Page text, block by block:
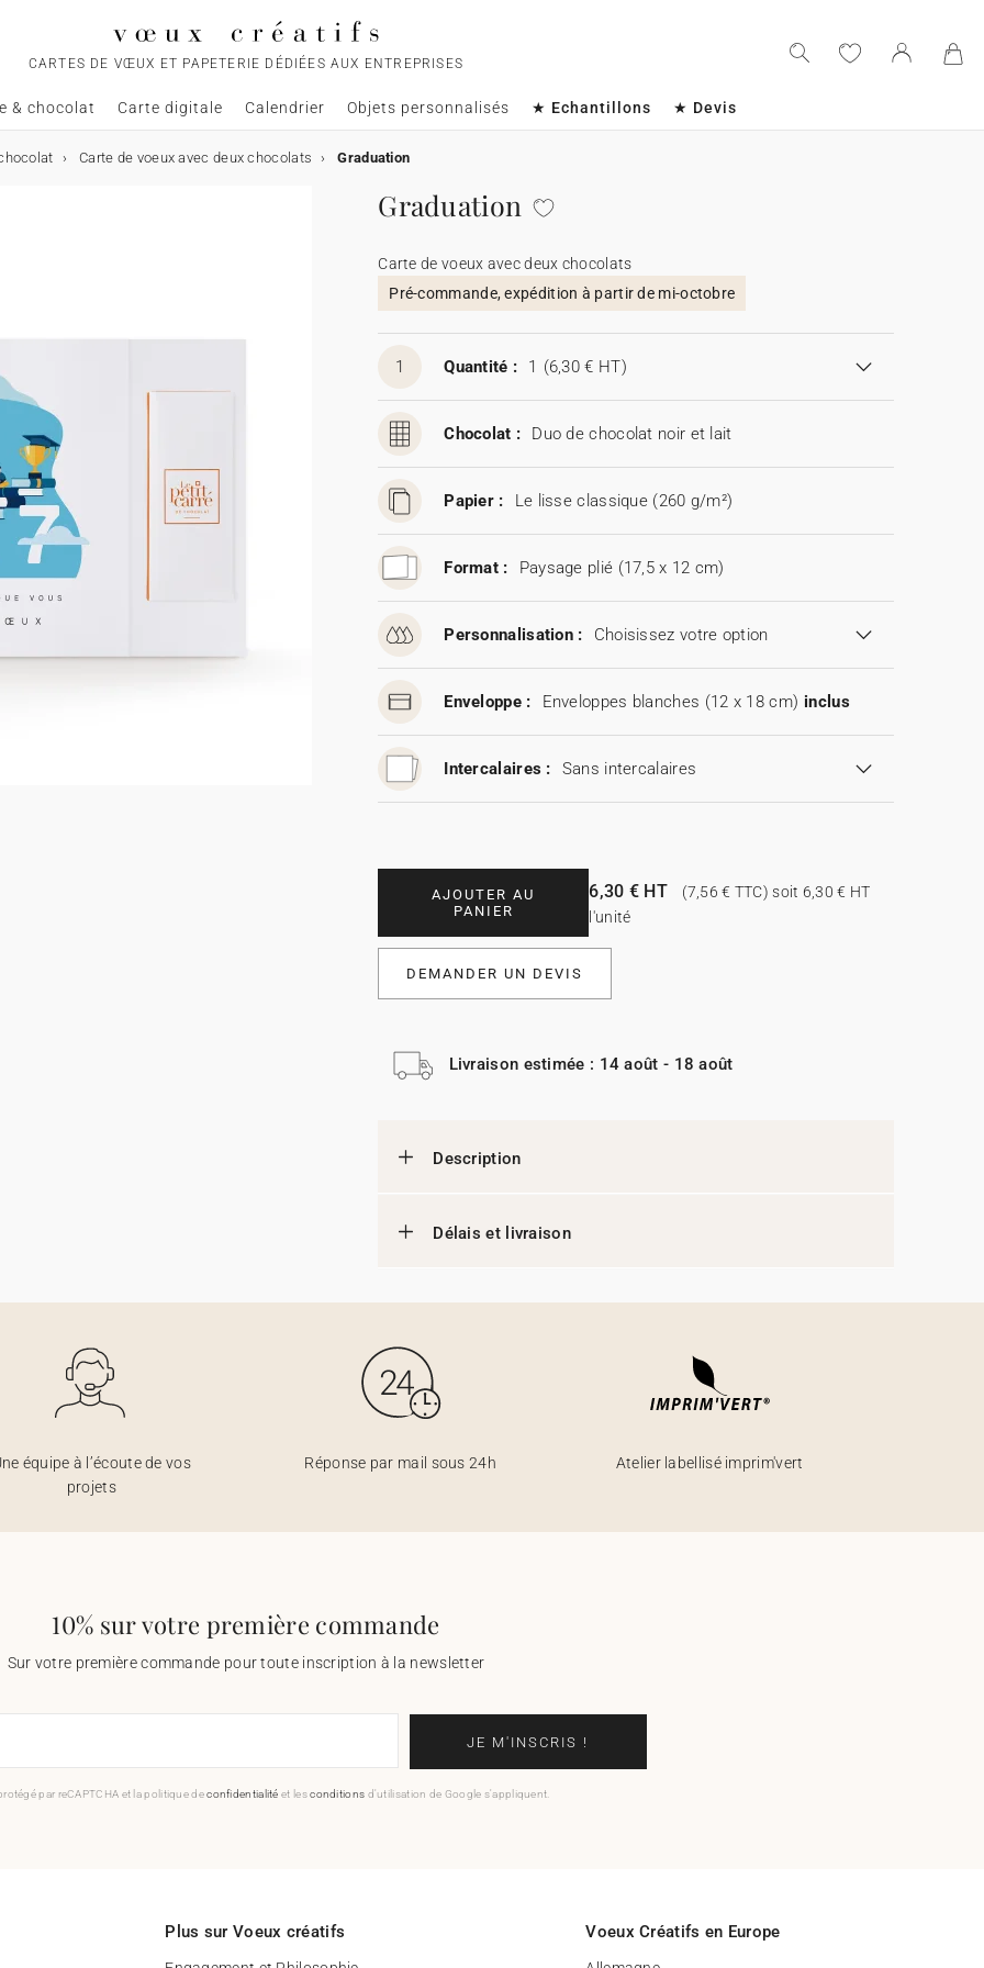
CARTES DE VŒUX ET PAPETERIE DÉDIÉES AUX ENTREPRISES
& chocolat Carte digitale Calendrier Objets personnalisés ★ Echantillons ★ Devis
Carte de voeux avec deux chocolats Graduation
Graduation
Carte de voeux avec deux chocolats
Pré-commande, expédition à partir de mi-octobre
1 Quantité : 1 (6,30 € HT)
Chocolat : Duo de chocolat noir et lait
Papier : Le lisse classique (260 g/m²)
Format : Paysage plié (17,5 x 12 cm)
Personnalisation : Choisissez votre option
Enveloppe : Enveloppes blanches (12 x 18 cm) inclus
Intercalaires : Sans intercalaires
AJOUTER AU
PANIER
6,30 € HT
(7,56 € TTC) soit 6,30 € HT
l'unité
DEMANDER UN DEVIS
Livraison estimée : 14 août - 18 août
Description
Délais et livraison
équipe à l’écoute de vos
projets
Réponse par mail sous 24h Atelier labellisé imprim'vert
10% sur votre première commande
Sur votre première commande pour toute inscription à la newsletter
JE M'INSCRIS !
par reCAPTCHA et la politique deconfidentialité et lesconditions d'utilisation de Google s'appliquent.
Plus sur Voeux créatifs Voeux Créatifs en Europe